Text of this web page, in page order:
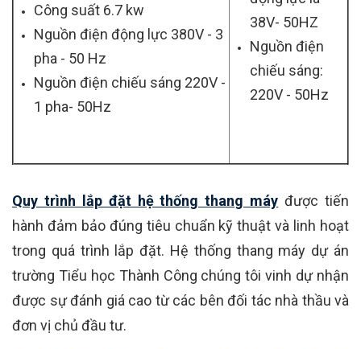
Công suất 6.7 kw
Nguồn điện động lực 380V - 3
pha - 50 Hz
Nguồn điện chiếu sáng 220V -
1 pha- 50Hz
38V- 50HZ
Nguồn điện
chiếu sáng:
220V - 50Hz
Quy trình lắp đặt hệ thống thang máy được tiến
hành đảm bảo đúng tiêu chuẩn kỹ thuật và linh hoạt
trong quá trình lắp đặt. Hệ thống thang máy dự án
trường Tiểu học Thành Công chúng tôi vinh dự nhận
được sự đánh giá cao từ các bên đối tác nhà thầu và
đơn vị chủ đầu tư.